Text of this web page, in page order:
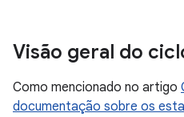
Visão geral do
Como mencionado no artigo
documentação sobre os